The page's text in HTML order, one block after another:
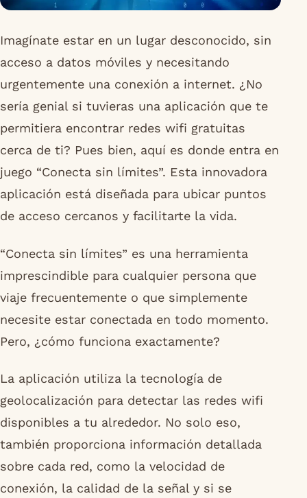
Imagínate estar en un lugar desconocido, sin
acceso a datos móviles y necesitando
urgentemente una conexión a internet. ¿No
sería genial si tuvieras una aplicación que te
permitiera encontrar redes wifi gratuitas
cerca de ti? Pues bien, aquí es donde entra en
juego “Conecta sin límites”. Esta innovadora
aplicación está diseñada para ubicar puntos
de acceso cercanos y facilitarte la vida.
“Conecta sin límites” es una herramienta
imprescindible para cualquier persona que
viaje frecuentemente o que simplemente
necesite estar conectada en todo momento.
Pero, ¿cómo funciona exactamente?
La aplicación utiliza la tecnología de
geolocalización para detectar las redes wifi
disponibles a tu alrededor. No solo eso,
también proporciona información detallada
sobre cada red, como la velocidad de
conexión, la calidad de la señal y si se